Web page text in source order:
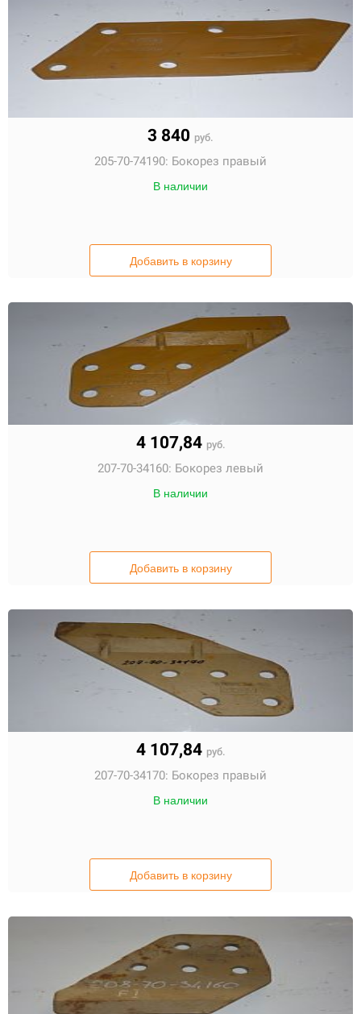
3 840 руб.
205-70-74190: Бокорез правый
В наличии
Добавить в корзину
4 107,84 руб.
207-70-34160: Бокорез левый
В наличии
Добавить в корзину
4 107,84 руб.
207-70-34170: Бокорез правый
В наличии
Добавить в корзину